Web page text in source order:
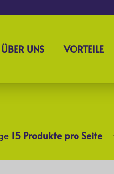
ÜBER UNS VORTEILE
15 Produkte pro Seite